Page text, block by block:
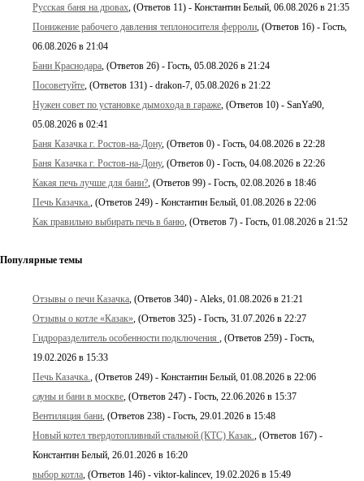
Русская баня на дровах , (Ответов 11) - Константин Белый, 06.08.2026 в 21:35
Понижение рабочего давления теплоносителя ферроли , (Ответов 16) - Гость,
06.08.2026 в 21:04
Бани Краснодара , (Ответов 26) - Гость, 05.08.2026 в 21:24
Посоветуйте , (Ответов 131) - drakon-7, 05.08.2026 в 21:22
Нужен совет по установке дымохода в гараже , (Ответов 10) - SanYa90,
05.08.2026 в 02:41
Баня Казачка г. Ростов-на-Дону, (Ответов 0) - Гость, 04.08.2026 в 22:28
Баня Казачка г. Ростов-на-Дону, (Ответов 0) - Гость, 04.08.2026 в 22:26
Какая печь лучше для бани? , (Ответов 99) - Гость, 02.08.2026 в 18:46
Печь Казачка.
, (Ответов 249) - Константин Белый, 01.08.2026 в 22:06
Как правильно выбирать печь в баню , (Ответов 7) - Гость, 01.08.2026 в 21:52
Популярные темы
Отзывы о печи Казачка , (Ответов 340) - Aleks, 01.08.2026 в 21:21
Отзывы о котле «Казак» , (Ответов 325) - Гость, 31.07.2026 в 22:27
Гидроразделитель особенности подключения
, (Ответов 259) - Гость,
19.02.2026 в 15:33
Печь Казачка.
, (Ответов 249) - Константин Белый, 01.08.2026 в 22:06
сауны и бани в москве , (Ответов 247) - Гость, 22.06.2026 в 15:37
Вентиляция бани , (Ответов 238) - Гость, 29.01.2026 в 15:48
Новый котел твердотопливный стальной (КТС) Казак.
, (Ответов 167) -
Константин Белый, 26.01.2026 в 16:20
выбор котла , (Ответов 146) - viktor-kalincev, 19.02.2026 в 15:49